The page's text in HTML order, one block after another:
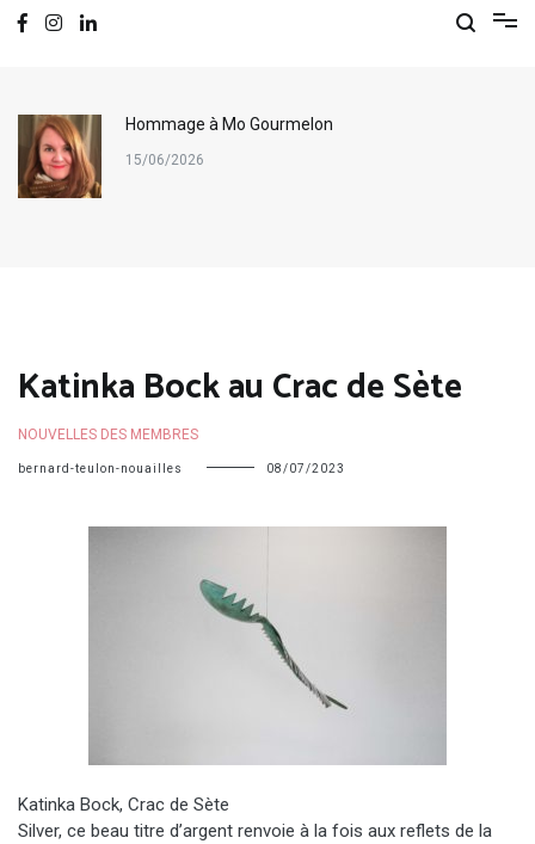
Hommage à Mo Gourmelon
15/06/2026
Katinka Bock au Crac de Sète
NOUVELLES DES MEMBRES
bernard-teulon-nouailles 08/07/2023
Katinka Bock, Crac de Sète
Silver, ce beau titre d’argent renvoie à la fois aux reflets de la